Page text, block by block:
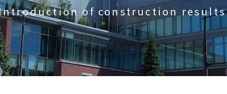
of construction results